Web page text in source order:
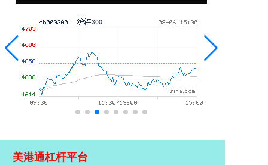
美港通杠杆平台